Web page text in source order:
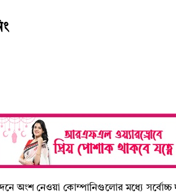
অংশ নেওয়া কোম্পানিগুলোর মধ্যে সর্বোচ্চ